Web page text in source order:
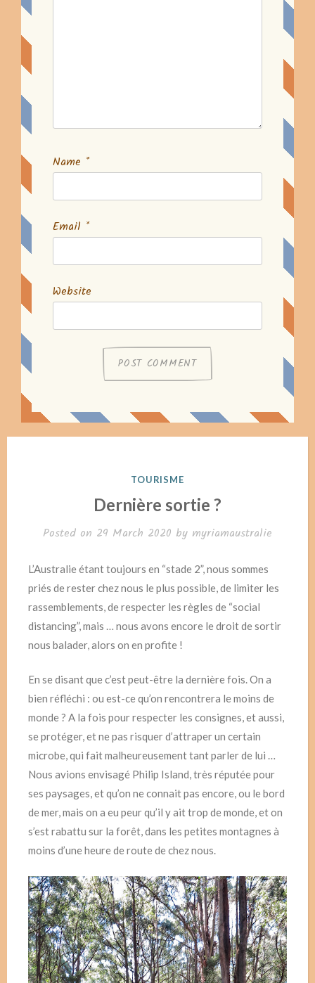
Name *
Email *
Website
POSTED
TOURISME
Dernière sortie ?
Posted on 29 March 2020 by myriamaustralie
L’Australie étant toujours en “stade 2”, nous sommes
priés de rester chez nous le plus possible, de limiter les
rassemblements, de respecter les règles de “social
distancing”, mais … nous avons encore le droit de sortir
nous balader, alors on en profite !
En se disant que c’est peut-être la dernière fois. On a
bien réfléchi : ou est-ce qu’on rencontrera le moins de
monde ? A la fois pour respecter les consignes, et aussi,
se protéger, et ne pas risquer d’attraper un certain
microbe, qui fait malheureusement tant parler de lui …
Nous avions envisagé Philip Island, très réputée pour
ses paysages, et qu’on ne connait pas encore, ou le bord
de mer, mais on a eu peur qu’il y ait trop de monde, et on
s’est rabattu sur la forêt, dans les petites montagnes à
moins d’une heure de route de chez nous.